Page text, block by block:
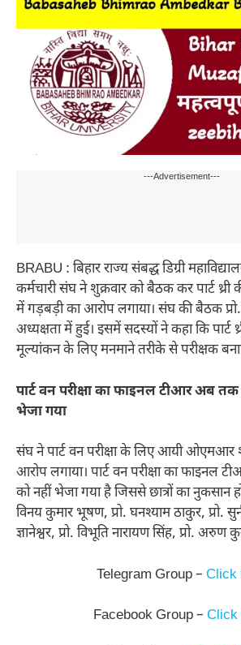
---Advertisement---
BRABU : बिहार राज्य संबद्ध डिग्री
कर्मचारी संघ ने शुक्रवार को बैठक कर पार्ट
में गड़बड़ी का आरोप लगाया। संघ की बैठक
अध्यक्षता में हुई। इसमें सदस्यों ने कहा कि पार्ट
मूल्यांकन के लिए मनमाने तरीके से परीक्षक
पार्ट वन परीक्षा का फाइनल टीआर अब
भेजा गया
संघ ने पार्ट वन परीक्षा के लिए आयी ओएमआर
आरोप लगाया। पार्ट वन परीक्षा का फाइनल
को नहीं भेजा गया है जिससे छात्रों का नुकसान
विनय कुमार भूषण, प्रो. घनश्याम ठाकुर, प्रो.
ज्ञानेश्वर, प्रो. विभूति नारायण सिंह, प्रो. अरुण
Telegram Group – Click
Facebook Group – Click